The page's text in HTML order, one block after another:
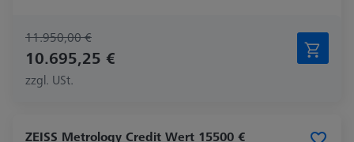
11.950,00 €
10.695,25 €
zzgl. USt.
ZEISS Metrology Credit Wert 15500 €